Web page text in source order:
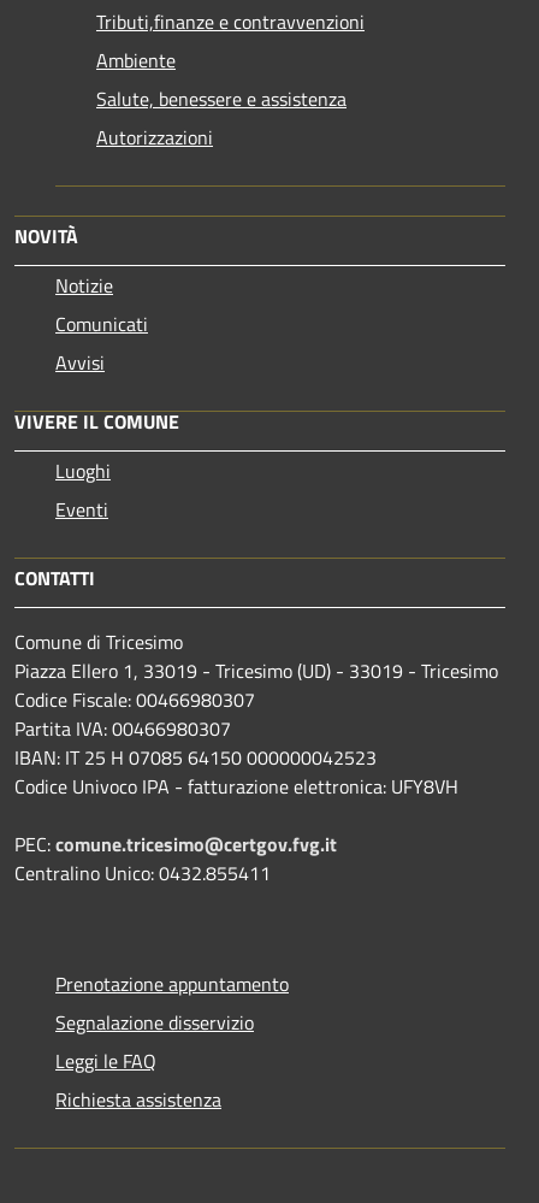
Tributi,finanze e contravvenzioni
Ambiente
Salute, benessere e assistenza
Autorizzazioni
NOVITÀ
Notizie
Comunicati
Avvisi
VIVERE IL COMUNE
Luoghi
Eventi
CONTATTI
Comune di Tricesimo
Piazza Ellero 1, 33019 - Tricesimo (UD) - 33019 - Tricesimo
Codice Fiscale: 00466980307
Partita IVA: 00466980307
IBAN: IT 25 H 07085 64150 000000042523
Codice Univoco IPA - fatturazione elettronica: UFY8VH
PEC:comune.tricesimo@certgov.fvg.it
Centralino Unico: 0432.855411
Prenotazione appuntamento
Segnalazione disservizio
Leggi le FAQ
Richiesta assistenza